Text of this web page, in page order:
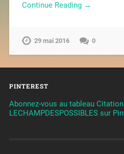
Continue Reading →
29 mai 2016 0
PINTEREST
Abonnez-vous au tableau
LECHAMPDESPOSSIBLES sur